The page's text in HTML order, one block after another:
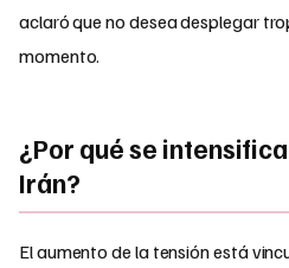
aclaró que no desea desplegar
momento.
¿Por qué se
Irán?
El aumento de la tensión está